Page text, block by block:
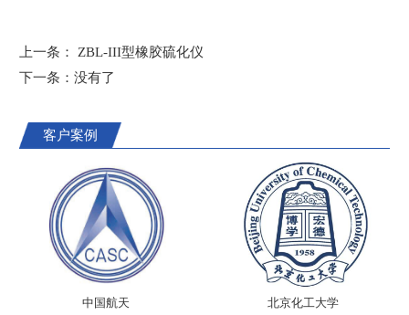
上一条：
ZBL-III型橡胶硫化仪
下一条：没有了
客户案例
中国航天 北京化工大学